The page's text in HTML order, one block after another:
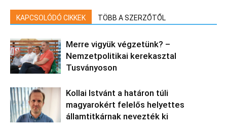
KAPCSOLÓDÓ CIKKEK TÖBB A SZERZŐTŐL
Merre vigyük végzetünk? –
Nemzetpolitikai kerekasztal
Tusványoson
Kollai Istvánt a határon túli
magyarokért felelős helyettes
államtitkárnak nevezték ki